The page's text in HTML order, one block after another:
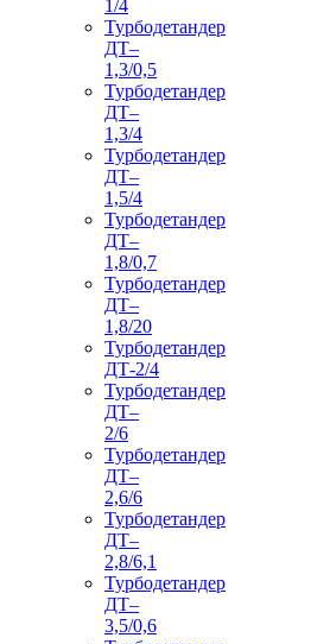
1/4
Турбодетандер
ДТ–
1,3/0,5
Турбодетандер
ДТ–
1,3/4
Турбодетандер
ДТ–
1,5/4
Турбодетандер
ДТ–
1,8/0,7
Турбодетандер
ДТ–
1,8/20
Турбодетандер
ДТ-2/4
Турбодетандер
ДТ–
2/6
Турбодетандер
ДТ–
2,6/6
Турбодетандер
ДТ–
2,8/6,1
Турбодетандер
ДТ–
3,5/0,6